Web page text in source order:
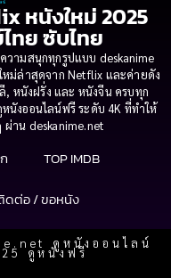
หนังใหม่ 2025
ทย ซับไทย
วามสนุกทุกรูปแบบ deskanime
ม่ล่าสุดจาก Netflix และค่ายดัง
, หนังฝรั่ง และ หนังจีน ครบทุก
งออนไลน์ฟรี ระดับ 4K ที่ทำให้
ผ่าน deskanime.net
TOP IMDB
ดต่อ / ขอหนัง
ดูหนังออนไลน์
ดูหนังฟรี